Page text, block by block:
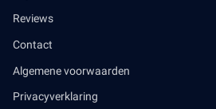
Reviews
Contact
Algemene voorwaarden
Privacyverklaring